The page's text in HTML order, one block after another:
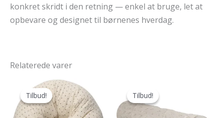
konkret skridt i den retning — enkel at bruge, let at
opbevare og designet til børnenes hverdag.
Relaterede varer
Tilbud!
Tilbud! Tilbud!
Tilbud!